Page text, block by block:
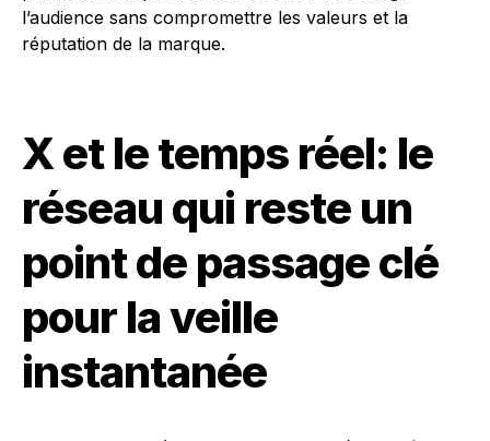
l’audience sans compromettre les valeurs et la
réputation de la marque.
X et le temps réel: le
réseau qui reste un
point de passage clé
pour la veille
instantanée